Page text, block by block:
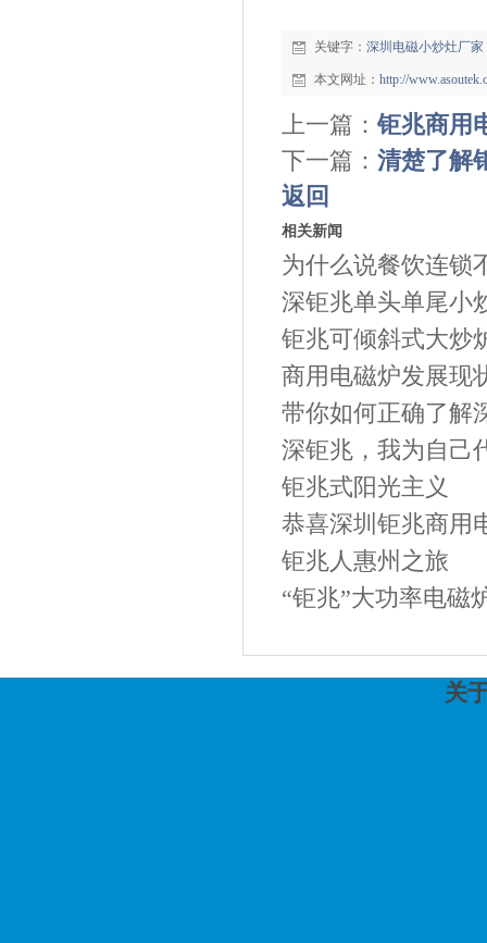
关键字： 深圳电磁小炒灶厂家
本文网址： http://
上一篇：钜兆商用
下一篇： 清楚了解
返回
相关新闻
为什么说餐饮连锁
深钜兆单头单尾小
钜兆可倾斜式大炒
商用电磁炉发展现
带你如何正确了解
深钜兆，我为自己
钜兆式阳光主义
恭喜深圳钜兆商用
钜兆人惠州之旅
“钜兆”大功率电磁
关